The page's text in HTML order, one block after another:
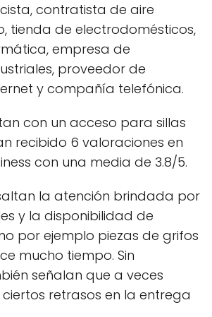
contratista de aire
tienda de electrodomésticos,
empresa de
proveedor de
y compañía telefónica.
con un acceso para sillas
recibido 6 valoraciones en
con una media de 3.8/5.
la atención brindada por
y la disponibilidad de
por ejemplo piezas de grifos
mucho tiempo. Sin
señalan que a veces
retrasos en la entrega